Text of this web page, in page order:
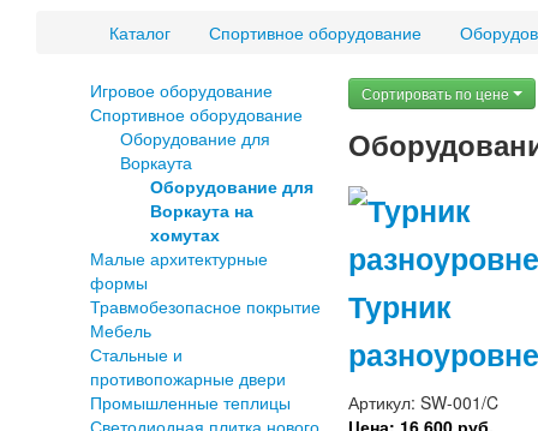
Каталог
Спортивное оборудование
Игровое оборудование
Спортивное оборудование
Оборудование для
Воркаута
Оборудование для
Воркаута на
хомутах
Малые архитектурные
формы
Травмобезопасное покрытие
Мебель
Стальные и
противопожарные двери
Промышленные теплицы
Светодиодная плитка нового
Сортировать по цене
Турник
Артикул: SW-001/C
Цена: 16 600 руб.